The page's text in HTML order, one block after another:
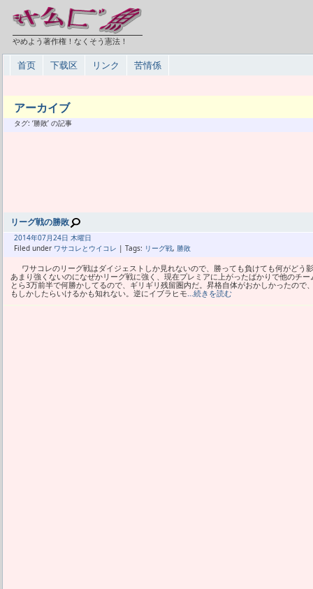
やめよう著作権！なくそう憲法！
首页 下载区 リンク 苦情係
アーカイブ
タグ: ‘勝敗’ の記事
リーグ戦の勝敗
2014年07月24日 木曜日
Filed under ワサコレとウイコレ | Tags: リーグ戦, 勝敗
ワサコレのリーグ戦はダイジェストしか見れないので、勝っても負けても何がどう
あまり強くないのになぜかリーグ戦に強く、現在プレミアに上がったばかりで他のチ
とら3万前半で何勝かしてるので、ギリギリ残留圏内だ。昇格自体がおかしかったの
もしかしたらいけるかも知れない。逆にイブラヒモ…続きを読む